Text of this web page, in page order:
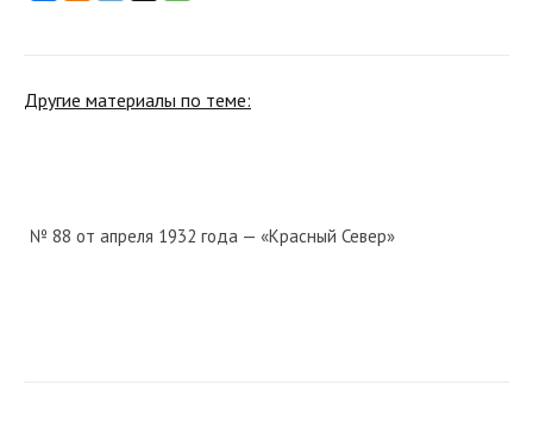
Другие материалы по теме:
№ 88 от апреля 1932 года — «Красный Север»